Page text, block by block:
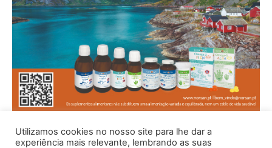
Utilizamos cookies no nosso site para lhe dar a
experiência mais relevante, lembrando as suas